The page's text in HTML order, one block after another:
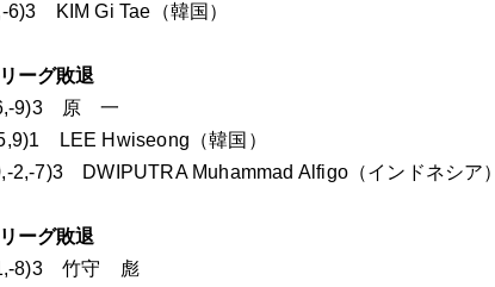
Gi Tae（韓国）
ーグ敗退
9)3 原 一
Hwiseong（韓国）
Muhammad Alfigo（インドネシア）
ーグ敗退
8)3 竹守 彪